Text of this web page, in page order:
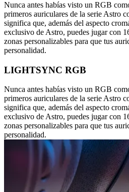
Nunca antes habías visto un RGB
primeros auriculares de la serie
significa que, además del aspecto
exclusivo de Astro, puedes jugar con
zonas personalizables para que tus
personalidad.
LIGHTSYNC RGB
Nunca antes habías visto un RGB
primeros auriculares de la serie
significa que, además del aspecto
exclusivo de Astro, puedes jugar con
zonas personalizables para que tus
personalidad.